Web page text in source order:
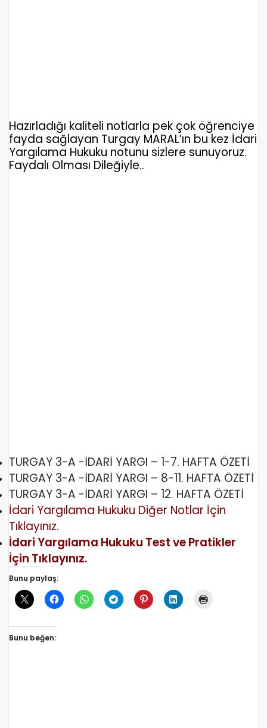
Hazırladığı kaliteli notlarla pek çok öğrenciye
fayda sağlayan Turgay MARAL’ın bu kez İdari
Yargılama Hukuku notunu sizlere sunuyoruz.
Faydalı Olması Dileğiyle..
TURGAY 3-A -İDARİ YARGI – 1-7. HAFTA ÖZETİ
TURGAY 3-A -İDARİ YARGI – 8-11. HAFTA ÖZETİ
TURGAY 3-A -İDARİ YARGI – 12. HAFTA ÖZETİ
İdari Yargılama Hukuku Diğer Notlar İçin
Tıklayınız.
İdari Yargılama Hukuku Test ve Pratikler
İçin Tıklayınız.
Bunu paylaş:
Bunu beğen: